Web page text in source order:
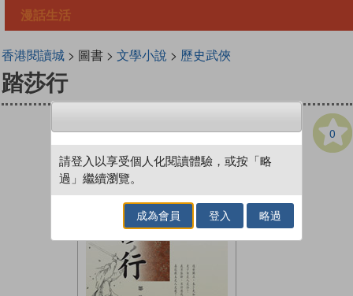
漫話生活
香港閱讀城> 圖書 > 文學小說 > 歷史武俠
踏莎行
0
請登入以享受個人化閱讀體驗，或按「略
過」繼續瀏覽。
成為會員 登入 略過